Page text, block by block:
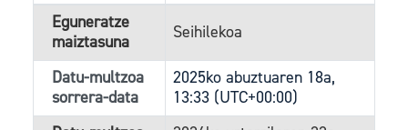
Eguneratze
maiztasuna
Seihilekoa
Datu-multzoa
sorrera-data
2025ko abuztuaren 18a,
13:33 (UTC+00:00)